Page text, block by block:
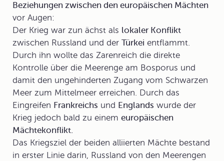
Beziehungen zwischen den europäischen Mächten
vor Augen:
Der Krieg war zun ächst als lokaler Konflikt
zwischen Russland und der Türkei entflammt.
Durch ihn wollte das Zarenreich die direkte
Kontrolle über die Meerenge am Bosporus und
damit den ungehinderten Zugang vom Schwarzen
Meer zum Mittelmeer erreichen. Durch das
Eingreifen Frankreichs und Englands wurde der
Krieg jedoch bald zu einem europäischen
Mächtekonflikt.
Das Kriegsziel der beiden alliierten Mächte bestand
in erster Linie darin, Russland von den Meerengen